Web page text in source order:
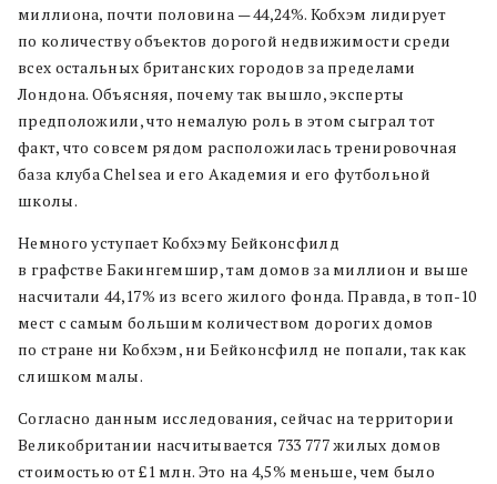
миллиона, почти половина — 44,24%. Кобхэм лидирует
по количеству объектов дорогой недвижимости среди
всех остальных британских городов за пределами
Лондона. Объясняя, почему так вышло, эксперты
предположили, что немалую роль в этом сыграл тот
факт, что совсем рядом расположилась тренировочная
база клуба Chelsea и его Академия и его футбольной
школы.
Немного уступает Кобхэму Бейконсфилд
в графстве Бакингемшир, там домов за миллион и выше
насчитали 44,17% из всего жилого фонда. Правда, в топ-10
мест с самым большим количеством дорогих домов
по стране ни Кобхэм, ни Бейконсфилд не попали, так как
слишком малы.
Согласно данным исследования, сейчас на территории
Великобритании насчитывается 733 777 жилых домов
стоимостью от £1 млн. Это на 4,5% меньше, чем было